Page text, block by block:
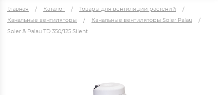
Главная Каталог
Товары для вентиляции растений
Канальные вентиляторы
Канальные вентиляторы Soler Palau
Soler & Palau TD 350/125 Silent